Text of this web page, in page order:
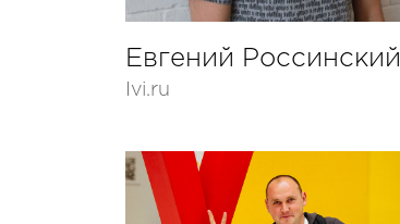
Евгений Россинский
Ivi.ru